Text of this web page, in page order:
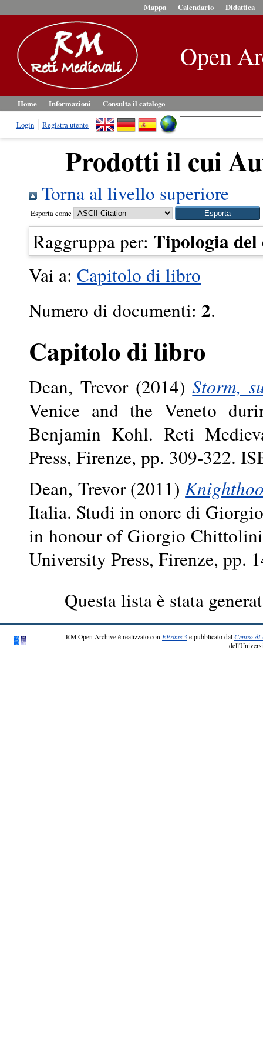
Mappa Calendario Didattica
Open
Home Informazioni
Consulta il catalogo
Login
Registra utente
Prodotti il cui
Torna al livello superiore
Esporta come
Raggruppa per: Tipologia del
Vai a: Capitolo di libro
Numero di documenti: 2.
Capitolo di libro
Dean, Trevor(2014)Storm,
Venice and the Veneto
Benjamin Kohl. Reti
Press, Firenze, pp. 309-322.
Dean, Trevor(2011)
Italia. Studi in onore di
in honour of Giorgio
University Press, Firenze, pp.
Questa lista è stata
RM Open Archive è realizzato con EPrints 3 e pubblicato dal Centro di